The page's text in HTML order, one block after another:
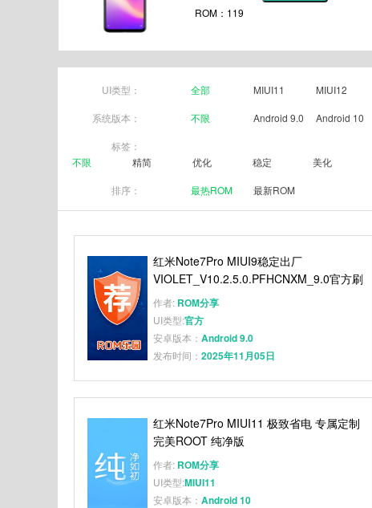
ROM：119
UI类型： 全部 MIUI11 MIUI12
系统版本： 不限 Android 9.0 Android 10
标签：
不限
精简 优化 稳定 美化
排序： 最热ROM 最新ROM
红米Note7Pro MIUI9稳定出厂
VIOLET_V10.2.5.0.PFHCNXM_9.0官方刷
机包 完全免费
作者: ROM分享
UI类型:官方
安卓版本： Android 9.0
发布时间： 2025年11月05日
红米Note7Pro MIUI11 极致省电 专属定制
完美ROOT 纯净版
作者: ROM分享
UI类型:MIUI11
安卓版本： Android 10